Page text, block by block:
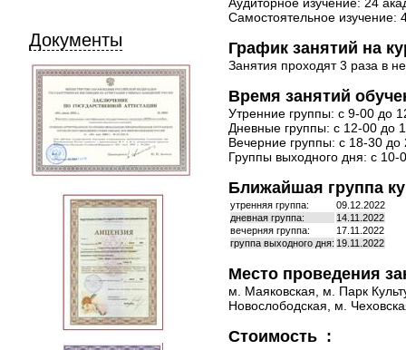
Документы
Самостоятельное изучение:
График занятий на
Занятия проходят 3 раза в
Время занятий
Утренние группы: с 9-00 до
Дневные группы: с 12-00 до
Вечерние группы: с 18-30 до
Группы выходного дня: с 10-
Ближайшая группа
утренняя группа:
09.12.2022
дневная группа:
14.11.2022
вечерняя группа:
17.11.2022
группа выходного дня: 19.11.2022
Место проведения
м. Маяковская, м. Парк
Новослободская, м.
Стоимость :